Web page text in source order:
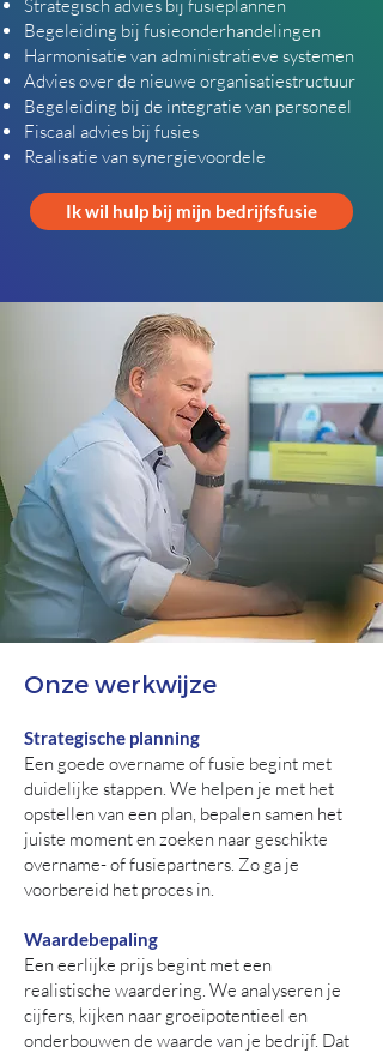
Strategisch advies bij fusieplannen
Begeleiding bij fusieonderhandelingen
Harmonisatie van administratieve systemen
Advies over de nieuwe organisatiestructuur
Begeleiding bij de integratie van personeel
Fiscaal advies bij fusies
Realisatie van synergievoordele
Ik wil hulp bij mijn bedrijfsfusie
Onze werkwijze
Strategische planning
Een goede overname of fusie begint met
duidelijke stappen. We helpen je met het
opstellen van een plan, bepalen samen het
juiste moment en zoeken naar geschikte
overname- of fusiepartners. Zo ga je
voorbereid het proces in.
Waardebepaling
Een eerlijke prijs begint met een
realistische waardering. We analyseren je
cijfers, kijken naar groeipotentieel en
onderbouwen de waarde van je bedrijf. Dat